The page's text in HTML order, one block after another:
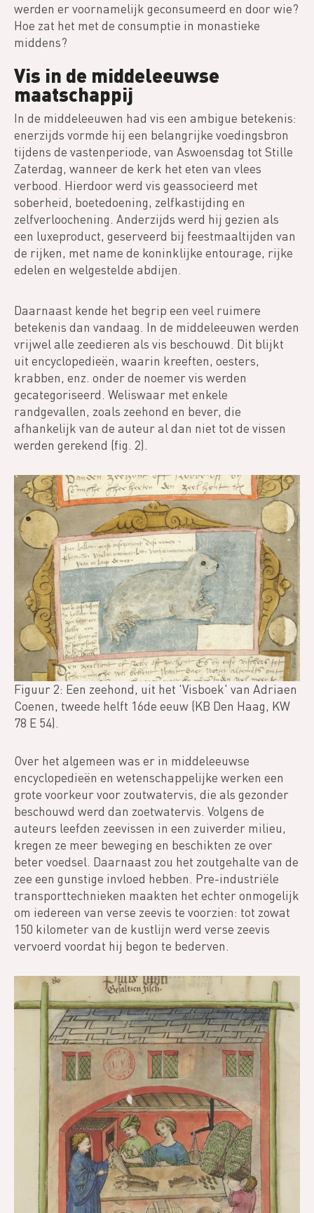
werden er voornamelijk geconsumeerd en door wie?
Hoe zat het met de consumptie in monastieke
middens?
Vis in de middeleeuwse
maatschappij
In de middeleeuwen had vis een ambigue betekenis:
enerzijds vormde hij een belangrijke voedingsbron
tijdens de vastenperiode, van Aswoensdag tot Stille
Zaterdag, wanneer de kerk het eten van vlees
verbood. Hierdoor werd vis geassocieerd met
soberheid, boetedoening, zelfkastijding en
zelfverloochening. Anderzijds werd hij gezien als
een luxeproduct, geserveerd bij feestmaaltijden van
de rijken, met name de koninklijke entourage, rijke
edelen en welgestelde abdijen.
Daarnaast kende het begrip een veel ruimere
betekenis dan vandaag. In de middeleeuwen werden
vrijwel alle zeedieren als vis beschouwd. Dit blijkt
uit encyclopedieën, waarin kreeften, oesters,
krabben, enz. onder de noemer vis werden
gecategoriseerd. Weliswaar met enkele
randgevallen, zoals zeehond en bever, die
afhankelijk van de auteur al dan niet tot de vissen
werden gerekend (fig. 2).
Figuur 2: Een zeehond, uit het 'Visboek' van Adriaen
Coenen, tweede helft 16de eeuw (KB Den Haag, KW
78 E 54).
Over het algemeen was er in middeleeuwse
encyclopedieën en wetenschappelijke werken een
grote voorkeur voor zoutwatervis, die als gezonder
beschouwd werd dan zoetwatervis. Volgens de
auteurs leefden zeevissen in een zuiverder milieu,
kregen ze meer beweging en beschikten ze over
beter voedsel. Daarnaast zou het zoutgehalte van de
zee een gunstige invloed hebben. Pre-industriële
transporttechnieken maakten het echter onmogelijk
om iedereen van verse zeevis te voorzien: tot zowat
150 kilometer van de kustlijn werd verse zeevis
vervoerd voordat hij begon te bederven.